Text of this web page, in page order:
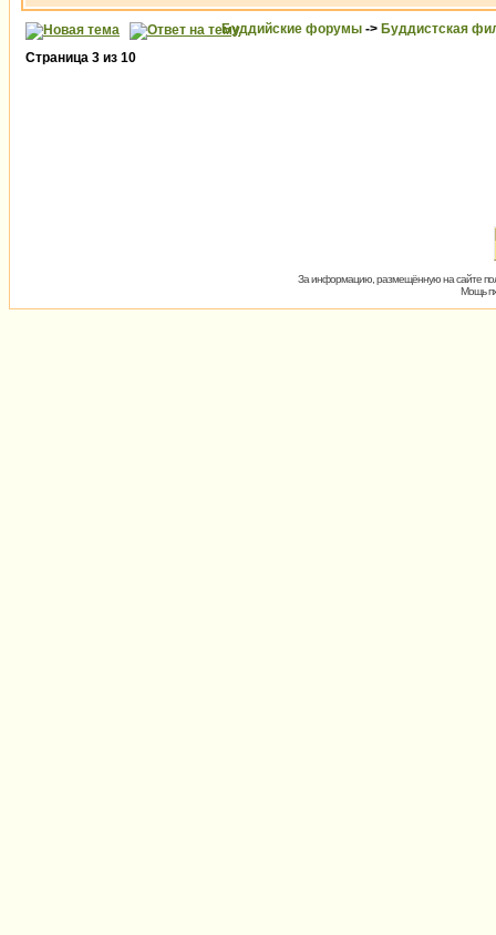
Буддийские форумы -> Буддистская
Страница 3 из 10
За информацию, размещённую на сайте
Мощь